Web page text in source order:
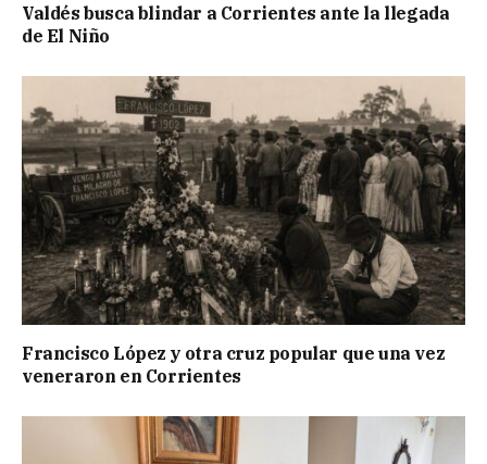
Valdés busca blindar a Corrientes ante la llegada
de El Niño
Francisco López y otra cruz popular que una vez
veneraron en Corrientes